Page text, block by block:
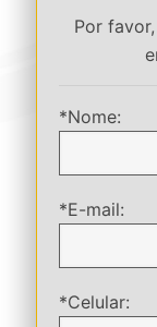
Por
*Nome:
*E-mail:
*Celular: